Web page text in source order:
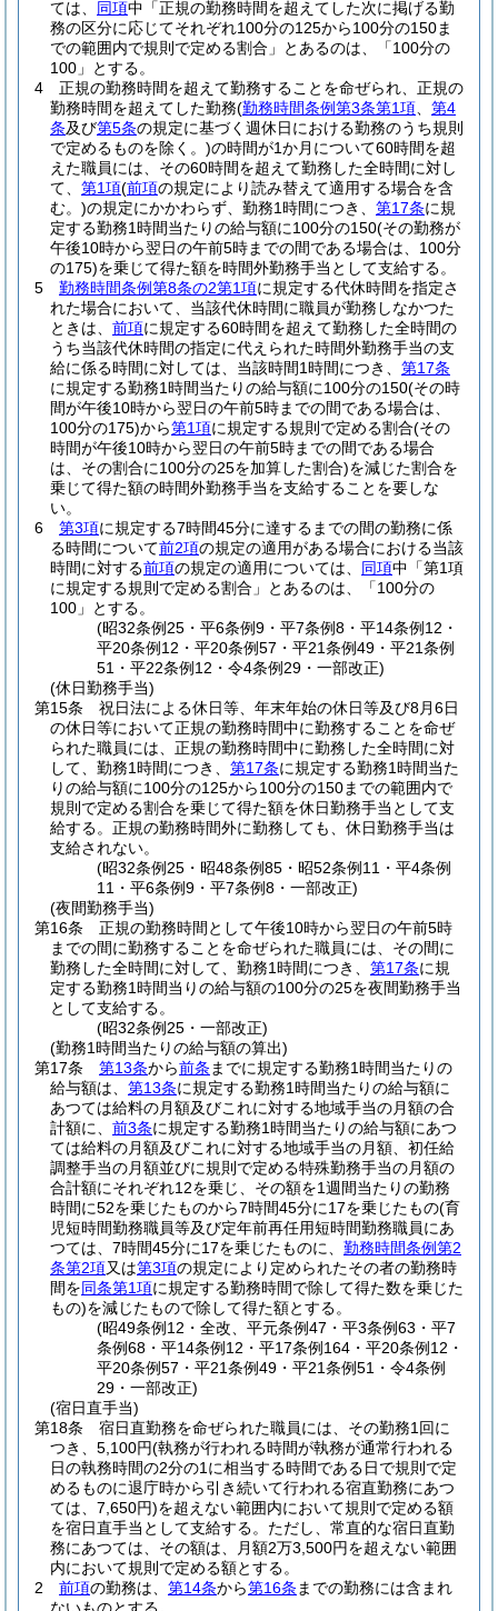
ては、 同項中「正規の勤務時間を超えてした次に掲げる勤
務の区分に応じてそれぞれ100分の125から100分の150ま
での範囲内で規則で定める割合」とあるのは、「100分の
100」とする。
4
正規の勤務時間を超えて勤務することを命ぜられ、正規の
勤務時間を超えてした勤務(勤務時間条例第3条第1項
第4
条及び第5条の規定に基づく週休日における勤務のうち規則
で定めるものを除く。)の時間が1か月について60時間を超
えた職員には、その60時間を超えて勤務した全時間に対し
て、 第1項(前項の規定により読み替えて適用する場合を含
む。)の規定にかかわらず、勤務1時間につき、 第17条に規
定する勤務1時間当たりの給与額に100分の150(その勤務が
午後10時から翌日の午前5時までの間である場合は、100分
の175)を乗じて得た額を時間外勤務手当として支給する。
5
勤務時間条例第8条の2第1項に規定する代休時間を指定さ
れた場合において、当該代休時間に職員が勤務しなかつた
ときは、 前項に規定する60時間を超えて勤務した全時間の
うち当該代休時間の指定に代えられた時間外勤務手当の支
給に係る時間に対しては、当該時間1時間につき、 第17条
に規定する勤務1時間当たりの給与額に100分の150(その時
間が午後10時から翌日の午前5時までの間である場合は、
100分の175)から第1項に規定する規則で定める割合(その
時間が午後10時から翌日の午前5時までの間である場合
は、その割合に100分の25を加算した割合)を減じた割合を
乗じて得た額の時間外勤務手当を支給することを要しな
い。
6
第3項に規定する7時間45分に達するまでの間の勤務に係
る時間について前2項の規定の適用がある場合における当該
時間に対する前項の規定の適用については、 同項中「第1項
に規定する規則で定める割合」とあるのは、「100分の
100」とする。
(昭32条例25・平6条例9・平7条例8・平14条例12・
平20条例12・平20条例57・平21条例49・平21条例
51・平22条例12・令4条例29・一部改正)
(休日勤務手当)
第15条
祝日法による休日等、年末年始の休日等及び8月6日
の休日等において正規の勤務時間中に勤務することを命ぜ
られた職員には、正規の勤務時間中に勤務した全時間に対
して、勤務1時間につき、 第17条に規定する勤務1時間当た
りの給与額に100分の125から100分の150までの範囲内で
規則で定める割合を乗じて得た額を休日勤務手当として支
給する。 正規の勤務時間外に勤務しても、休日勤務手当は
支給されない。
(昭32条例25・昭48条例85・昭52条例11・平4条例
11・平6条例9・平7条例8・一部改正)
(夜間勤務手当)
第16条
正規の勤務時間として午後10時から翌日の午前5時
までの間に勤務することを命ぜられた職員には、その間に
勤務した全時間に対して、勤務1時間につき、 第17条に規
定する勤務1時間当りの給与額の100分の25を夜間勤務手当
として支給する。
(昭32条例25・一部改正)
(勤務1時間当たりの給与額の算出)
第17条
第13条から前条 までに規定する勤務1時間当たりの
給与額は、 第13条に規定する勤務1時間当たりの給与額に
あつては給料の月額及びこれに対する地域手当の月額の合
計額に、 前3条に規定する勤務1時間当たりの給与額にあつ
ては給料の月額及びこれに対する地域手当の月額、初任給
調整手当の月額並びに規則で定める特殊勤務手当の月額の
合計額にそれぞれ12を乗じ、その額を1週間当たりの勤務
時間に52を乗じたものから7時間45分に17を乗じたもの(育
児短時間勤務職員等及び定年前再任用短時間勤務職員にあ
つては、7時間45分に17を乗じたものに、 勤務時間条例第2
条第2項又は第3項の規定により定められたその者の勤務時
間を同条第1項に規定する勤務時間で除して得た数を乗じた
もの)を減じたもので除して得た額とする。
(昭49条例12・全改、平元条例47・平3条例63・平7
条例68・平14条例12・平17条例164・平20条例12・
平20条例57・平21条例49・平21条例51・令4条例
29・一部改正)
(宿日直手当)
第18条
宿日直勤務を命ぜられた職員には、その勤務1回に
つき、5,100円(執務が行われる時間が執務が通常行われる
日の執務時間の2分の1に相当する時間である日で規則で定
めるものに退庁時から引き続いて行われる宿直勤務にあつ
ては、7,650円)を超えない範囲内において規則で定める額
を宿日直手当として支給する。 ただし、常直的な宿日直勤
務にあつては、その額は、月額2万3,500円を超えない範囲
内において規則で定める額とする。
2
前項の勤務は、 第14条から第16条 までの勤務には含まれ